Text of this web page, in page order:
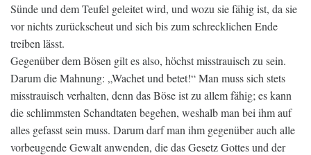
Sünde und dem Teufel geleitet wird, und wozu sie fähig ist, da sie
vor nichts zurückscheut und sich bis zum schrecklichen Ende
treiben lässt.
Gegenüber dem Bösen gilt es also, höchst misstrauisch zu sein.
Darum die Mahnung: „Wachet und betet!“ Man muss sich stets
misstrauisch verhalten, denn das Böse ist zu allem fähig; es kann
die schlimmsten Schandtaten begehen, weshalb man bei ihm auf
alles gefasst sein muss. Darum darf man ihm gegenüber auch alle
vorbeugende Gewalt anwenden, die das Gesetz Gottes und der